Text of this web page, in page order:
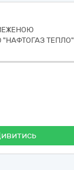
"НАФТОГАЗ ТЕПЛО"